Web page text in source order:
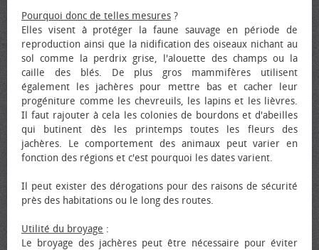
Pourquoi donc de telles mesures ?
Elles visent à protéger la faune sauvage en période de
reproduction ainsi que la nidification des oiseaux nichant au
sol comme la perdrix grise, l'alouette des champs ou la
caille des blés. De plus gros mammifères utilisent
également les jachères pour mettre bas et cacher leur
progéniture comme les chevreuils, les lapins et les lièvres.
Il faut rajouter à cela les colonies de bourdons et d'abeilles
qui butinent dès les printemps toutes les fleurs des
jachères. Le comportement des animaux peut varier en
fonction des régions et c'est pourquoi les dates varient.
Il peut exister des dérogations pour des raisons de sécurité
près des habitations ou le long des routes.
Utilité du broyage :
Le broyage des jachères peut être nécessaire pour éviter